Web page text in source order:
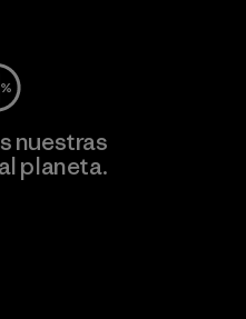
nuestras
planeta.